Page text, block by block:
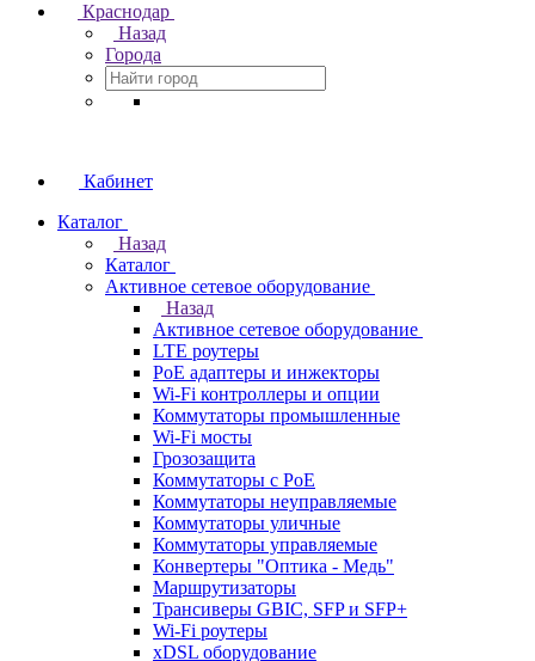
Краснодар
Назад
Города
Кабинет
Каталог
Назад
Каталог
Активное сетевое оборудование
Назад
Активное сетевое оборудование
LTE роутеры
PoE адаптеры и инжекторы
Wi-Fi контроллеры и опции
Коммутаторы промышленные
Wi-Fi мосты
Грозозащита
Коммутаторы c PoE
Коммутаторы неуправляемые
Коммутаторы уличные
Коммутаторы управляемые
Конвертеры "Оптика - Медь"
Маршрутизаторы
Трансиверы GBIC, SFP и SFP+
Wi-Fi роутеры
xDSL оборудование